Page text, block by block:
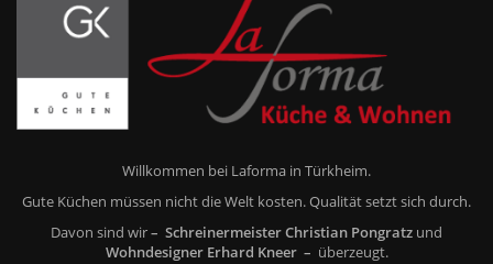
Willkommen bei Laforma in Türkheim.
Gute Küchen müssen nicht die Welt kosten. Qualität setzt sich durch.
Davon sind wir– Schreinermeister Christian Pongratz und
Wohndesigner Erhard Kneer – überzeugt.